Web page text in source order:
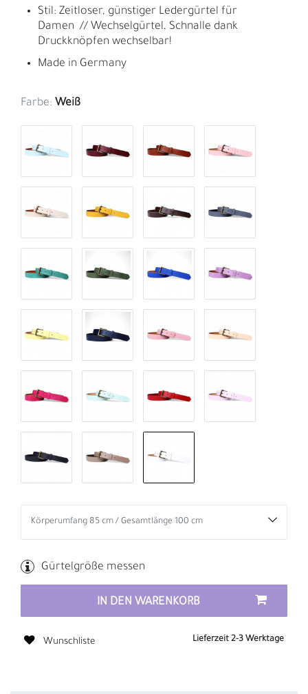
Stil: Zeitloser, günstiger Ledergürtel für
Damen // Wechselgürtel, Schnalle dank
Druckknöpfen wechselbar!
Made in Germany
Farbe: Weiß
Gürtelgröße messen
IN DEN WARENKORB
Wunschliste Lieferzeit 2-3 Werktage